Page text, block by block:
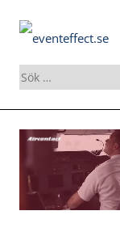
Sök
efter:
Skip
content